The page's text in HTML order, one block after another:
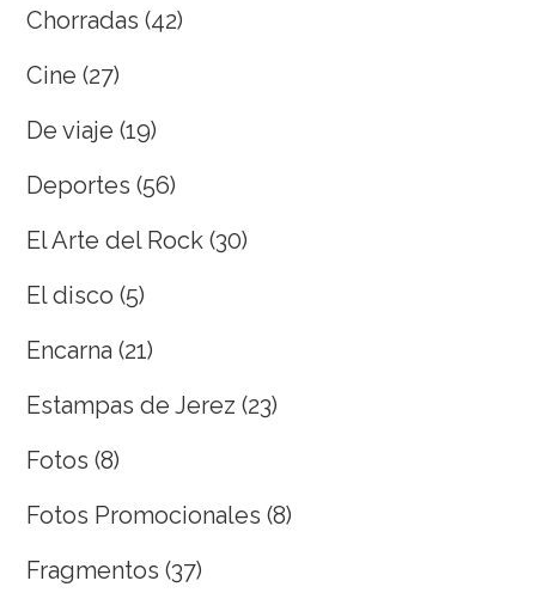
Chorradas (42)
Cine (27)
De viaje (19)
Deportes (56)
El Arte del Rock (30)
El disco (5)
Encarna (21)
Estampas de Jerez (23)
Fotos (8)
Fotos Promocionales (8)
Fragmentos (37)